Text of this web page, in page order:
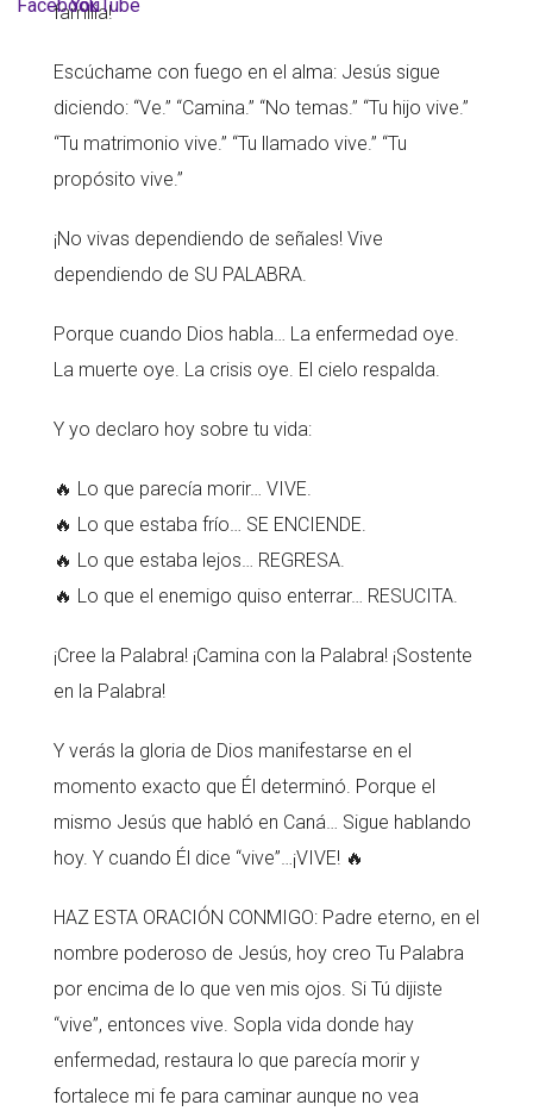
familia!
Escúchame con fuego en el alma: Jesús sigue
diciendo: “Ve.” “Camina.” “No temas.” “Tu hijo vive.”
“Tu matrimonio vive.” “Tu llamado vive.” “Tu
propósito vive.”
¡No vivas dependiendo de señales! Vive
dependiendo de SU PALABRA.
Porque cuando Dios habla… La enfermedad oye.
La muerte oye. La crisis oye. El cielo respalda.
Y yo declaro hoy sobre tu vida:
🔥 Lo que parecía morir… VIVE.
🔥 Lo que estaba frío… SE ENCIENDE.
🔥 Lo que estaba lejos… REGRESA.
🔥 Lo que el enemigo quiso enterrar… RESUCITA.
¡Cree la Palabra! ¡Camina con la Palabra! ¡Sostente
en la Palabra!
Y verás la gloria de Dios manifestarse en el
momento exacto que Él determinó. Porque el
mismo Jesús que habló en Caná… Sigue hablando
hoy. Y cuando Él dice “vive”…¡VIVE! 🔥
HAZ ESTA ORACIÓN CONMIGO: Padre eterno, en el
nombre poderoso de Jesús, hoy creo Tu Palabra
por encima de lo que ven mis ojos. Si Tú dijiste
“vive”, entonces vive. Sopla vida donde hay
enfermedad, restaura lo que parecía morir y
fortalece mi fe para caminar aunque no vea